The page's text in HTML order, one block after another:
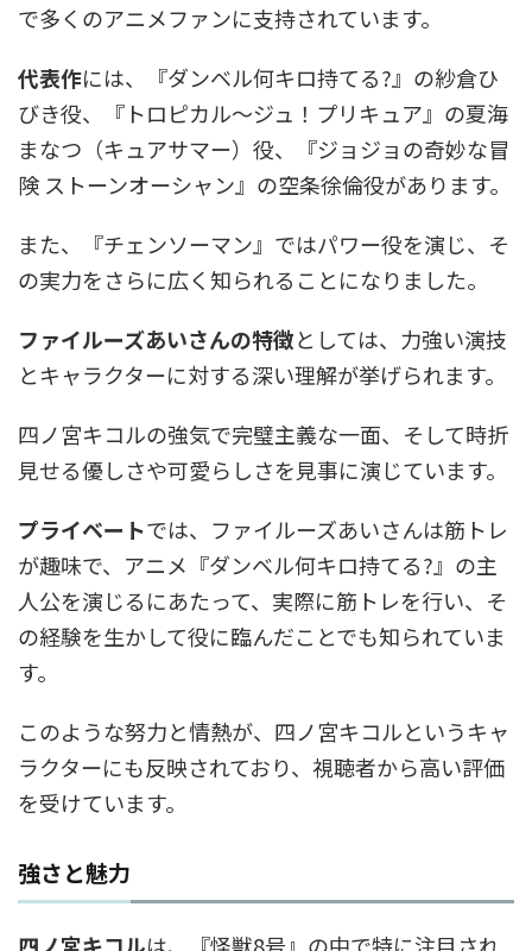
で多くのアニメファンに支持されています。
代表作には、『ダンベル何キロ持てる?』の紗倉ひ
びき役、『トロピカル～ジュ！プリキュア』の夏海
まなつ（キュアサマー）役、『ジョジョの奇妙な冒
険 ストーンオーシャン』の空条徐倫役があります。
また、『チェンソーマン』ではパワー役を演じ、そ
の実力をさらに広く知られることになりました。
ファイルーズあいさんの特徴としては、力強い演技
とキャラクターに対する深い理解が挙げられます。
四ノ宮キコルの強気で完璧主義な一面、そして時折
見せる優しさや可愛らしさを見事に演じています。
プライベートでは、ファイルーズあいさんは筋トレ
が趣味で、アニメ『ダンベル何キロ持てる?』の主
人公を演じるにあたって、実際に筋トレを行い、そ
の経験を生かして役に臨んだことでも知られていま
す。
このような努力と情熱が、四ノ宮キコルというキャ
ラクターにも反映されており、視聴者から高い評価
を受けています。
強さと魅力